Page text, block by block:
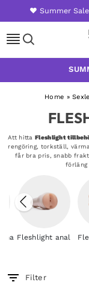
❤️ Summer Sale
Home »
Att hittaFleshlight
rengöring, torkställ,
får bra pris, snabb
förläng
Fleshlight anal
Filter